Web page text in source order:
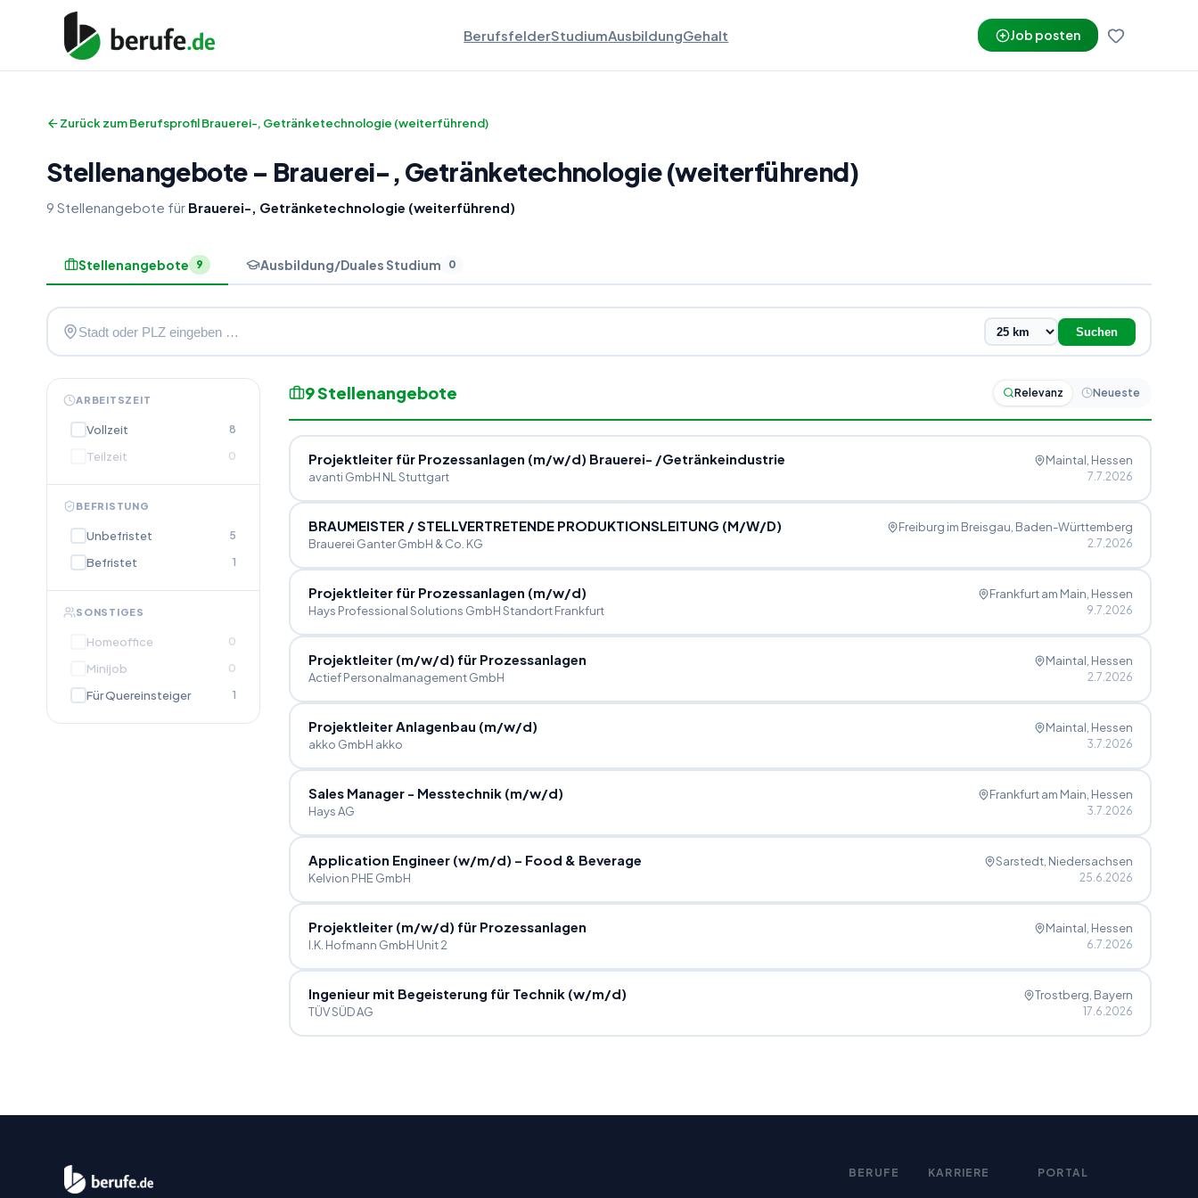
BerufsfelderStudiumAusbildungGehalt Job posten
Zurück zum BerufsprofilBrauerei-, Getränketechnologie (weiterführend)
Stellenangebote– Brauerei-, Getränketechnologie (weiterführend)
9 Stellenangebote für Brauerei-, Getränketechnologie (weiterführend)
Stellenangebote 9 Ausbildung/Duales Studium 0
Suchen
ARBEITSZEIT
Vollzeit 8
Teilzeit 0
BEFRISTUNG
Unbefristet 5
Befristet 1
SONSTIGES
Homeoffice 0
Minijob 0
Für Quereinsteiger 1
9Stellenangebote Relevanz Neueste
Projektleiter für Prozessanlagen (m/w/d) Brauerei- /Getränkeindustrie
avanti GmbH NL Stuttgart
Maintal , Hessen
7.7.2026
BRAUMEISTER /STELLVERTRETENDE PRODUKTIONSLEITUNG (M/W/D)
Brauerei Ganter GmbH & Co. KG
Freiburg im Breisgau , Baden-Württemberg
2.7.2026
Projektleiter für Prozessanlagen (m/w/d)
Hays Professional Solutions GmbH Standort Frankfurt
Frankfurt am Main , Hessen
9.7.2026
Projektleiter (m/w/d) für Prozessanlagen
Actief Personalmanagement GmbH
Maintal , Hessen
2.7.2026
Projektleiter Anlagenbau (m/w/d)
akko GmbH akko
Maintal , Hessen
3.7.2026
Sales Manager - Messtechnik (m/w/d)
Hays AG
Frankfurt am Main , Hessen
3.7.2026
Application Engineer (w/m/d) – Food & Beverage
Kelvion PHE GmbH
Sarstedt, Niedersachsen
25.6.2026
Projektleiter (m/w/d) für Prozessanlagen
I.K. Hofmann GmbH Unit 2
Maintal , Hessen
6.7.2026
Ingenieur mit Begeisterung für Technik (w/m/d)
TÜV SÜD AG
Trostberg , Bayern
17.6.2026
BERUFE KARRIERE PORTAL